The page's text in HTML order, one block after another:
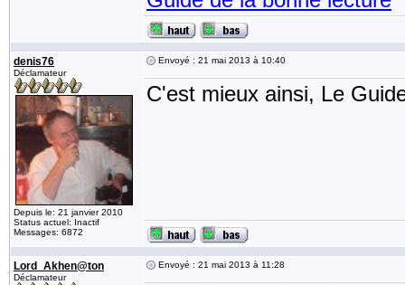
denis76
Déclamateur
Depuis le: 21 janvier 2010
Status actuel: Inactif
Messages: 6872
Envoyé : 21 mai 2013 à 10:40
C'est mieux ainsi, Le
Lord_Akhen@ton
Déclamateur
Envoyé : 21 mai 2013 à 11:28